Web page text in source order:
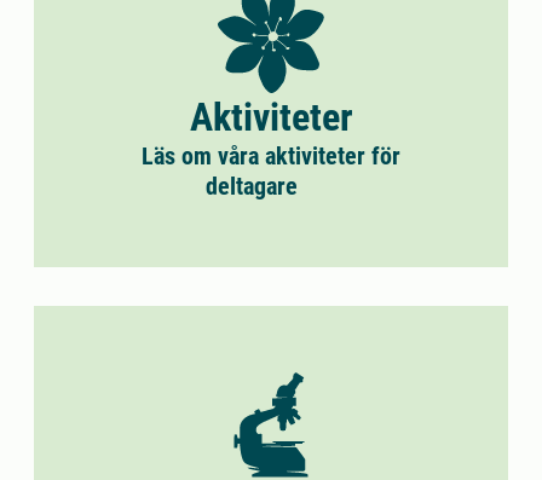
Aktiviteter
Läs om våra aktiviteter för
deltagare